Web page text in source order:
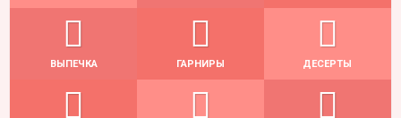
ВЫПЕЧКА ГАРНИРЫ ДЕСЕРТЫ